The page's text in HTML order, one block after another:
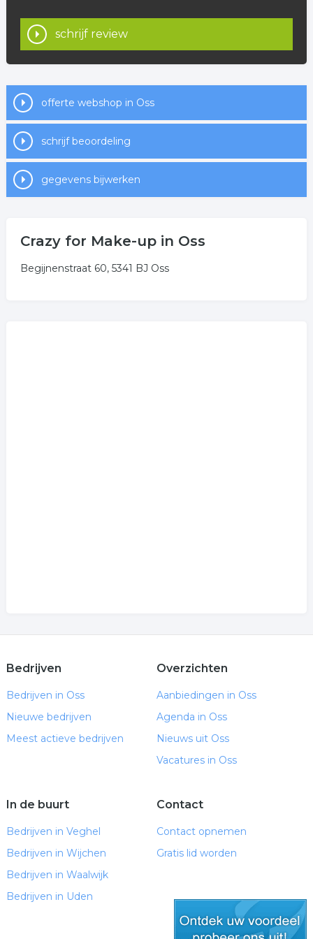
schrijf review
offerte webshop in Oss
schrijf beoordeling
gegevens bijwerken
Crazy for Make-up in Oss
Begijnenstraat 60, 5341 BJ Oss
Bedrijven
Bedrijven in Oss
Nieuwe bedrijven
Meest actieve bedrijven
Overzichten
Aanbiedingen in Oss
Agenda in Oss
Nieuws uit Oss
Vacatures in Oss
In de buurt
Bedrijven in Veghel
Bedrijven in Wijchen
Bedrijven in Waalwijk
Bedrijven in Uden
Contact
Contact opnemen
Gratis lid worden